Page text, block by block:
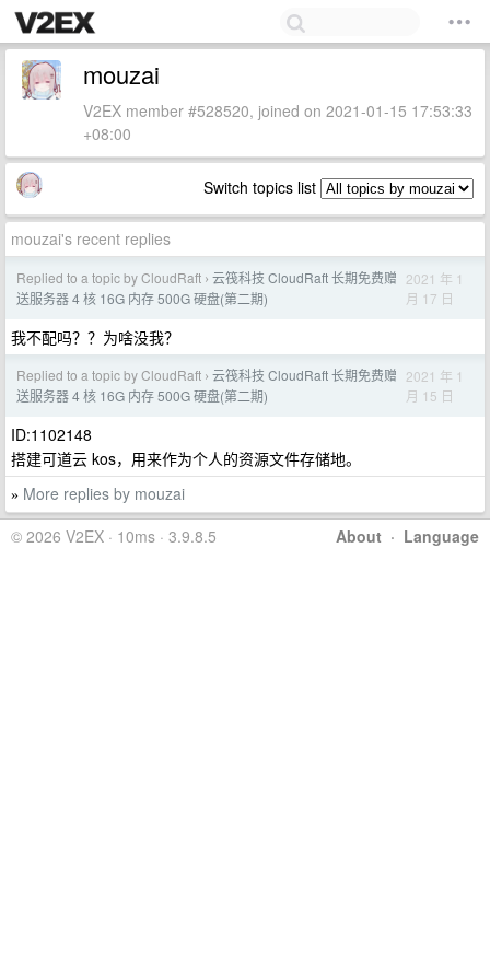
mouzai
V2EX member #528520, joined on 2021-01-15 17:53:33
+08:00
Switch topics list
mouzai's recent replies
Replied to a topic by CloudRaft › 云筏科技 CloudRaft 长期免费赠
送服务器 4 核 16G 内存 500G 硬盘(第二期)
2021 年 1
月 17 日
我不配吗？？为啥没我？
Replied to a topic by CloudRaft › 云筏科技 CloudRaft 长期免费赠
送服务器 4 核 16G 内存 500G 硬盘(第二期)
2021 年 1
月 15 日
ID:1102148
搭建可道云 kos，用来作为个人的资源文件存储地。
» More replies by mouzai
About · Language
© 2026 V2EX · 10ms · 3.9.8.5